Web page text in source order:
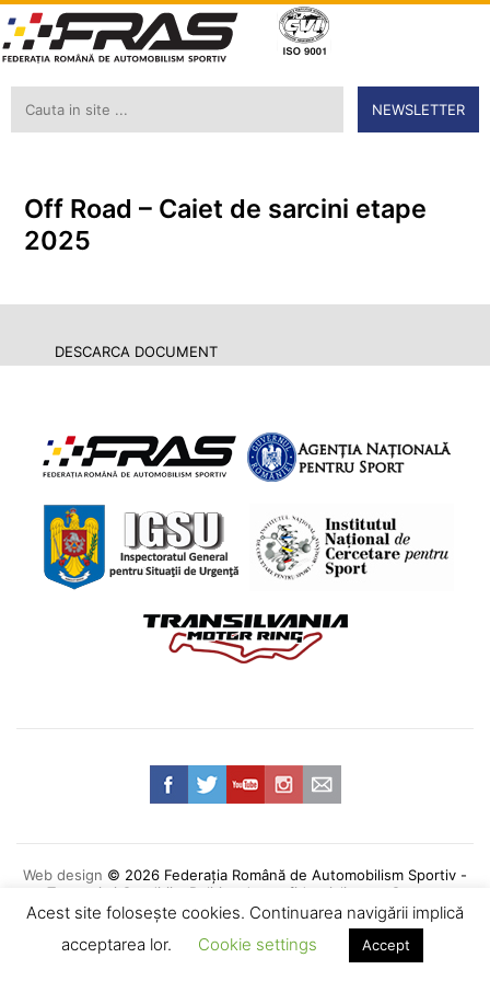
NEWSLETTER
Off Road – Caiet de sarcini etape
2025
DESCARCA DOCUMENT
Web design © 2026 Federația Română de Automobilism Sportiv -
Termeni și Condiții• Politica de confidențialitate Contact
Acest site foloseşte cookies. Continuarea navigării implică
acceptarea lor.
Cookie settings Accept